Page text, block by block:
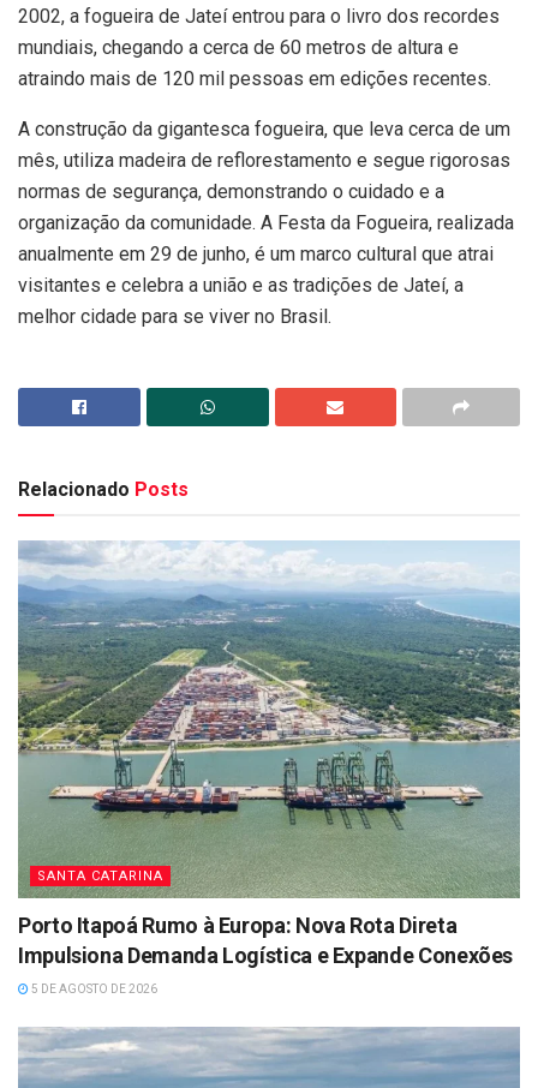
2002, a fogueira de Jateí entrou para o livro dos recordes
mundiais, chegando a cerca de 60 metros de altura e
atraindo mais de 120 mil pessoas em edições recentes.
A construção da gigantesca fogueira, que leva cerca de um
mês, utiliza madeira de reflorestamento e segue rigorosas
normas de segurança, demonstrando o cuidado e a
organização da comunidade. A Festa da Fogueira, realizada
anualmente em 29 de junho, é um marco cultural que atrai
visitantes e celebra a união e as tradições de Jateí, a
melhor cidade para se viver no Brasil.
Relacionado Posts
SANTA CATARINA
Porto Itapoá Rumo à Europa: Nova Rota Direta
Impulsiona Demanda Logística e Expande Conexões
5 DE AGOSTO DE 2026